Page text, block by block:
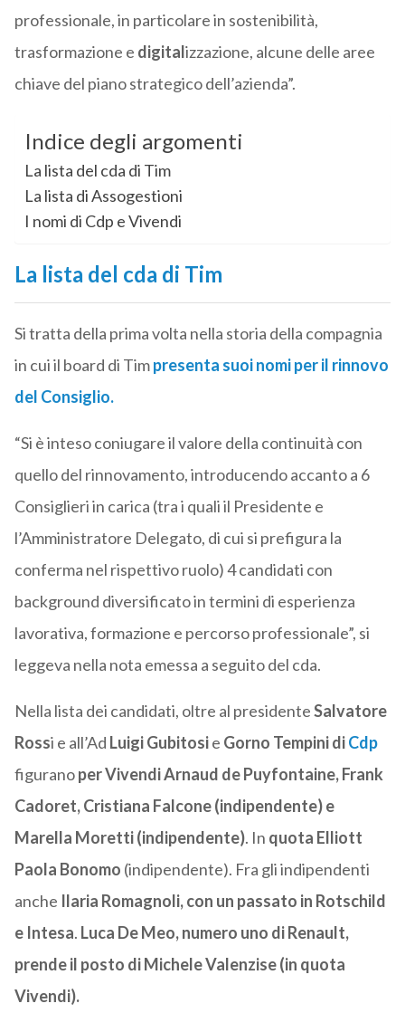
professionale, in particolare in sostenibilità,
trasformazione e digitalizzazione, alcune delle aree
chiave del piano strategico dell’azienda”.
Indice degli argomenti
La lista del cda di Tim
La lista di Assogestioni
I nomi di Cdp e Vivendi
La lista del cda di Tim
Si tratta della prima volta nella storia della compagnia
in cui il board di Timpresenta suoi nomi per il rinnovo
del Consiglio.
“Si è inteso coniugare il valore della continuità con
quello del rinnovamento, introducendo accanto a 6
Consiglieri in carica (tra i quali il Presidente e
l’Amministratore Delegato, di cui si prefigura la
conferma nel rispettivo ruolo) 4 candidati con
background diversificato in termini di esperienza
lavorativa, formazione e percorso professionale”, si
leggeva nella nota emessa a seguito del cda.
Nella lista dei candidati, oltre al presidenteSalvatore
Rossi e all’Ad Luigi Gubitosie Gorno Tempini diCdp
figuranoper Vivendi Arnaud de Puyfontaine, Frank
Cadoret, Cristiana Falcone (indipendente) e
Marella Moretti (indipendente). In quota Elliott
Paola Bonomo (indipendente). Fra gli indipendenti
anche Ilaria Romagnoli, con un passato in Rotschild
e Intesa. Luca De Meo, numero uno di Renault,
prende il posto di Michele Valenzise (in quota
Vivendi).